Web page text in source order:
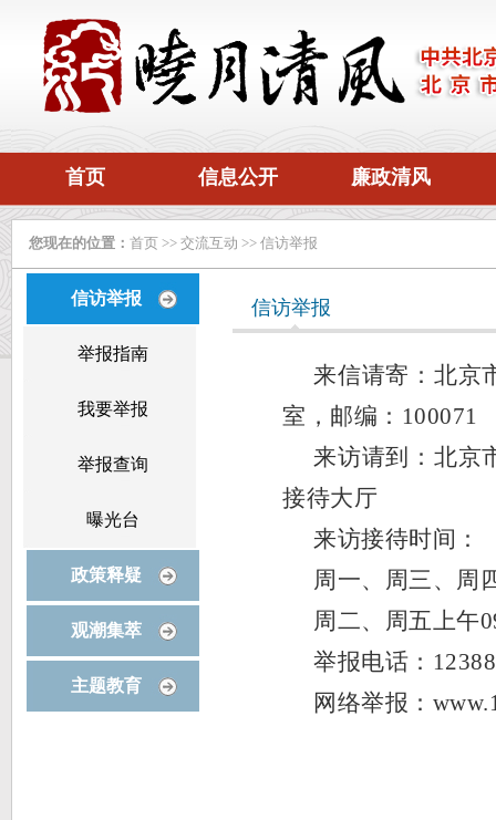
首页 信息公开 廉政清风
您现在的位置： 首页 >> 交流互动 >> 信访举报
信访举报
举报指南
我要举报
举报查询
曝光台
政策释疑
观潮集萃
主题教育
信访举报
来信请寄： 北京
室，邮编：100071
来访请到： 北京
接待大厅
来访接待时间：
周一、周三、
周二、周五上午
举报电话：
网络举报：